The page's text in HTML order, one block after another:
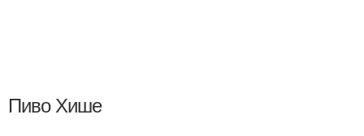
Пиво Хише